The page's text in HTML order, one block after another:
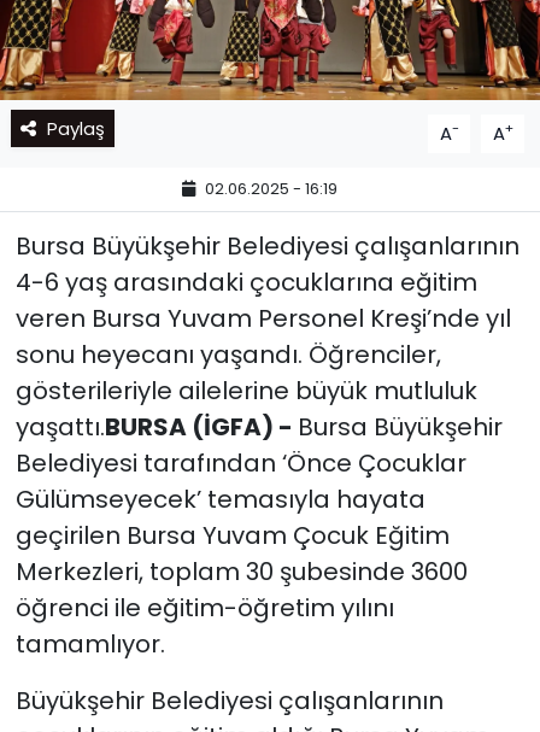
Paylaş A- A+
02.06.2025 - 16:19
Bursa Büyükşehir Belediyesi çalışanlarının
4-6 yaş arasındaki çocuklarına eğitim
veren Bursa Yuvam Personel Kreşi’nde yıl
sonu heyecanı yaşandı. Öğrenciler,
gösterileriyle ailelerine büyük mutluluk
yaşattı.BURSA (İGFA) - Bursa Büyükşehir
Belediyesi tarafından ‘Önce Çocuklar
Gülümseyecek’ temasıyla hayata
geçirilen Bursa Yuvam Çocuk Eğitim
Merkezleri, toplam 30 şubesinde 3600
öğrenci ile eğitim-öğretim yılını
tamamlıyor.
Büyükşehir Belediyesi çalışanlarının